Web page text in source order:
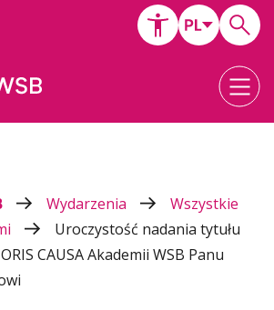
Wydarzenia
Wszystkie
Uroczystość nadania tytułu
CAUSA Akademii WSB Panu